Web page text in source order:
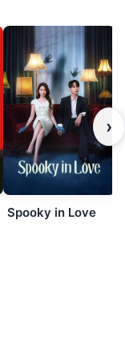
Spooky in Love
›